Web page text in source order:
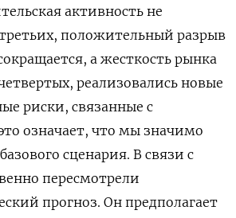
активность не
положительный разрыв
а жесткость рынка
реализовались новые
риски, связанные с
означает, что мы значимо
сценария. В связи с
пересмотрели
прогноз. Он предполагает